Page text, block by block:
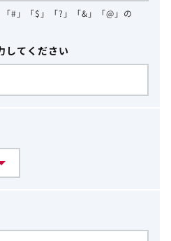
#」「$」「?」「&」「@」の
してください